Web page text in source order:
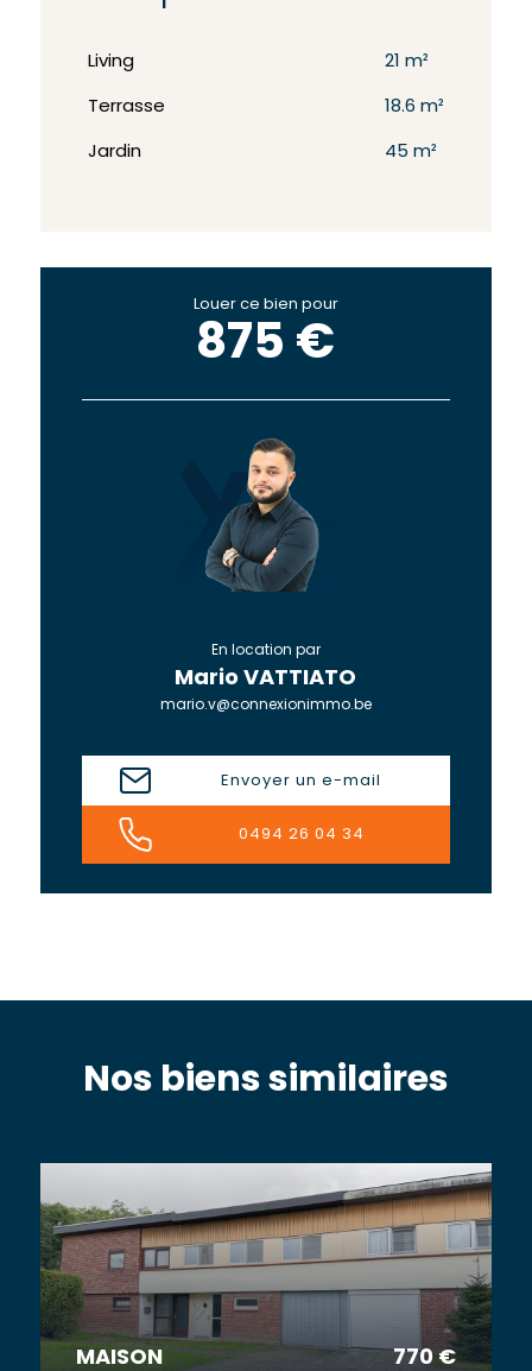
Living 21 m²
Terrasse 18.6 m²
Jardin 45 m²
Louer ce bien pour
875 €
En location par
Mario VATTIATO
mario.v@connexionimmo.be
Envoyer un e-mail
0494 26 04 34
Nos biens similaires
MAISON 770 €